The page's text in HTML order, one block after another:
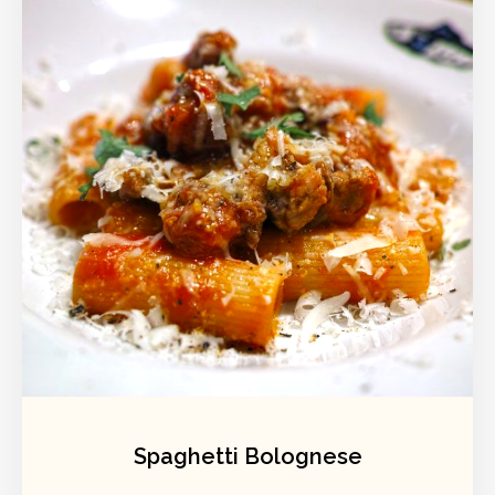
Spaghetti Bolognese